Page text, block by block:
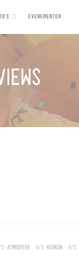
EVENEMENTEN
Atmosfeer : 4/5 Keuken : 4/5